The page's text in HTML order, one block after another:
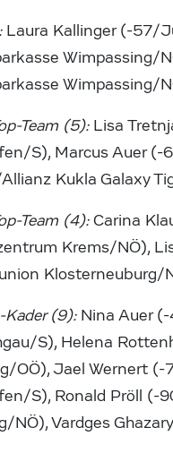
Laura Kallinger (-57/
Wimpassing/
Wimpassing/
Team (5):Lisa
S), Marcus Auer (-
Kukla Galaxy
Team (4):Carina
Krems/NÖ),
Klosterneuburg/
Kader (9):Nina Auer
S), Helena
OÖ), Jael Wernert
S), Ronald Pröll (-
NÖ), Vardges